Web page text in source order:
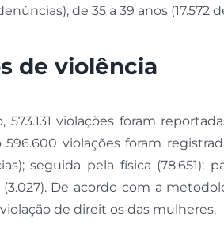
de 35 a 39 anos
de violência
573.131 violações foram
596.600 violações foram
seguida pela física (78.651);
(3.027). De acordo com a
de direit os das mulheres.